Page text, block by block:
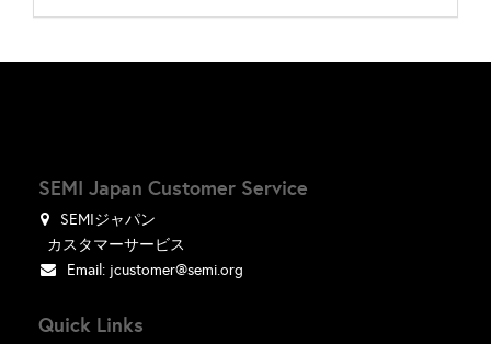
SEMI Japan Customer Service
SEMIジャパン
カスタマーサービス
Email: jcustomer@semi.org
Quick Links